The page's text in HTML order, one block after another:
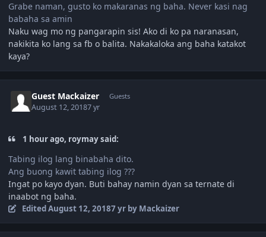
Grabe naman, gusto ko makaranas ng baha. Never kasi nag
babaha sa amin
Naku wag mo ng pangarapin sis! Ako di ko pa naranasan,
nakikita ko lang sa fb o balita. Nakakaloka ang baha katakot
kaya?
Guest Mackaizer Guests
August 12, 20187 yr
1 hour ago, roymay said:
Tabing ilog lang binabaha dito.
Ang buong kawit tabing ilog ???
Ingat po kayo dyan. Buti bahay namin dyan sa ternate di
inaabot ng baha.
EditedAugust 12, 20187 yrby Mackaizer